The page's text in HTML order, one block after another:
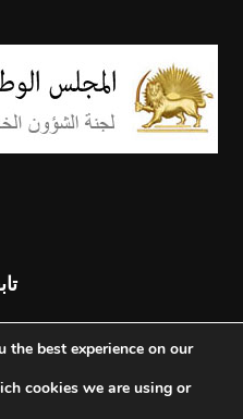
the best experience on our
cookies we are using or